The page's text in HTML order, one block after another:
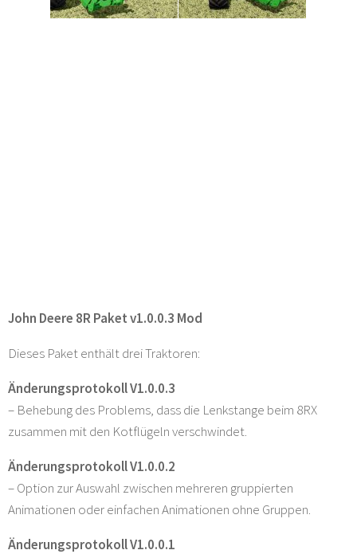
John Deere 8R Paket v1.0.0.3 Mod
Dieses Paket enthält drei Traktoren:
Änderungsprotokoll V1.0.0.3
– Behebung des Problems, dass die Lenkstange beim 8RX
zusammen mit den Kotflügeln verschwindet.
Änderungsprotokoll V1.0.0.2
– Option zur Auswahl zwischen mehreren gruppierten
Animationen oder einfachen Animationen ohne Gruppen.
Änderungsprotokoll V1.0.0.1